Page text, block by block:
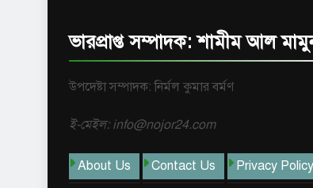
ভারপ্রাপ্ত সম্পাদক: শামীম আল
উপদেষ্টা সম্পাদক: নির্মল কুমার বর্মণ
ই-মেইল: info@nojor24.com
About Us Contact Us Privacy Policy